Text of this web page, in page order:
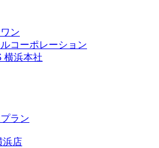
ン
コーポレーション
横浜本社
ラン
浜店